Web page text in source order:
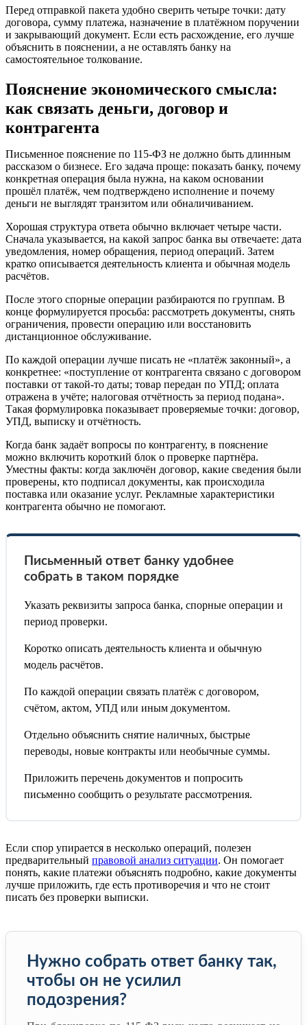
Перед отправкой пакета удобно сверить четыре точки: дату
договора, сумму платежа, назначение в платёжном поручении
и закрывающий документ. Если есть расхождение, его лучше
объяснить в пояснении, а не оставлять банку на
самостоятельное толкование.
Пояснение экономического смысла:
как связать деньги, договор и
контрагента
Письменное пояснение по 115-ФЗ не должно быть длинным
рассказом о бизнесе. Его задача проще: показать банку, почему
конкретная операция была нужна, на каком основании
прошёл платёж, чем подтверждено исполнение и почему
деньги не выглядят транзитом или обналичиванием.
Хорошая структура ответа обычно включает четыре части.
Сначала указывается, на какой запрос банка вы отвечаете: дата
уведомления, номер обращения, период операций. Затем
кратко описывается деятельность клиента и обычная модель
расчётов.
После этого спорные операции разбираются по группам. В
конце формулируется просьба: рассмотреть документы, снять
ограничения, провести операцию или восстановить
дистанционное обслуживание.
По каждой операции лучше писать не «платёж законный», а
конкретнее: «поступление от контрагента связано с договором
поставки от такой-то даты; товар передан по УПД; оплата
отражена в учёте; налоговая отчётность за период подана».
Такая формулировка показывает проверяемые точки: договор,
УПД, выписку и отчётность.
Когда банк задаёт вопросы по контрагенту, в пояснение
можно включить короткий блок о проверке партнёра.
Уместны факты: когда заключён договор, какие сведения были
проверены, кто подписал документы, как происходила
поставка или оказание услуг. Рекламные характеристики
контрагента обычно не помогают.
Письменный ответ банку удобнее
собрать в таком порядке
Указать реквизиты запроса банка, спорные операции и
период проверки.
Коротко описать деятельность клиента и обычную
модель расчётов.
По каждой операции связать платёж с договором,
счётом, актом, УПД или иным документом.
Отдельно объяснить снятие наличных, быстрые
переводы, новые контракты или необычные суммы.
Приложить перечень документов и попросить
письменно сообщить о результате рассмотрения.
Если спор упирается в несколько операций, полезен
предварительный правовой анализ ситуации. Он помогает
понять, какие платежи объяснять подробно, какие документы
лучше приложить, где есть противоречия и что не стоит
писать без проверки выписки.
Нужно собрать ответ банку так,
чтобы он не усилил
подозрения?